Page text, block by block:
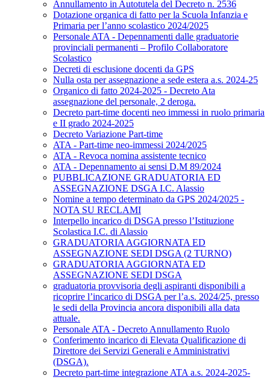
Annullamento in Autotutela del Decreto n. 2536
Dotazione organica di fatto per la Scuola Infanzia e
Primaria per l’anno scolastico 2024/2025
Personale ATA - Depennamenti dalle graduatorie
provinciali permanenti – Profilo Collaboratore
Scolastico
Decreti di esclusione docenti da GPS
Nulla osta per assegnazione a sede estera a.s. 2024-25
Organico di fatto 2024-2025 - Decreto Ata
assegnazione del personale, 2 deroga.
Decreto part-time docenti neo immessi in ruolo primaria
e II grado 2024-2025
Decreto Variazione Part-time
ATA - Part-time neo-immessi 2024/2025
ATA - Revoca nomina assistente tecnico
ATA - Depennamento ai sensi D.M 89/2024
PUBBLICAZIONE GRADUATORIA ED
ASSEGNAZIONE DSGA I.C. Alassio
Nomine a tempo determinato da GPS 2024/2025 -
NOTA SU RECLAMI
Interpello incarico di DSGA presso l’Istituzione
Scolastica I.C. di Alassio
GRADUATORIA AGGIORNATA ED
ASSEGNAZIONE SEDI DSGA (2 TURNO)
GRADUATORIA AGGIORNATA ED
ASSEGNAZIONE SEDI DSGA
graduatoria provvisoria degli aspiranti disponibili a
ricoprire l’incarico di DSGA per l’a.s. 2024/25, presso
le sedi della Provincia ancora disponibili alla data
attuale.
Personale ATA - Decreto Annullamento Ruolo
Conferimento incarico di Elevata Qualificazione di
Direttore dei Servizi Generali e Amministrativi
(DSGA).
Decreto part-time integrazione ATA a.s. 2024-2025-